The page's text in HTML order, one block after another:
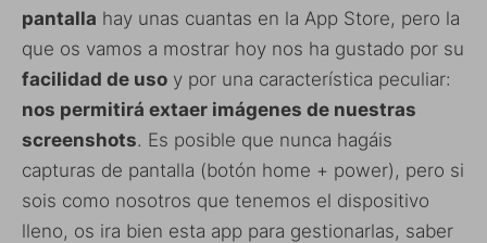
pantalla hay unas cuantas en la App Store, pero la
que os vamos a mostrar hoy nos ha gustado por su
facilidad de uso y por una característica peculiar:
nos permitirá extaer imágenes de nuestras
screenshots. Es posible que nunca hagáis
capturas de pantalla (botón home + power), pero si
sois como nosotros que tenemos el dispositivo
lleno, os ira bien esta app para gestionarlas, saber